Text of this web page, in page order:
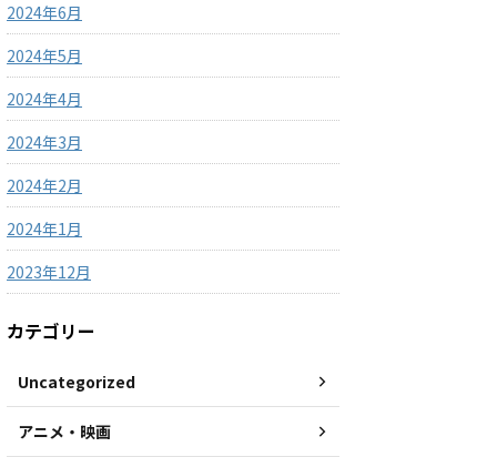
2024年6月
2024年5月
2024年4月
2024年3月
2024年2月
2024年1月
2023年12月
カテゴリー
Uncategorized
アニメ・映画